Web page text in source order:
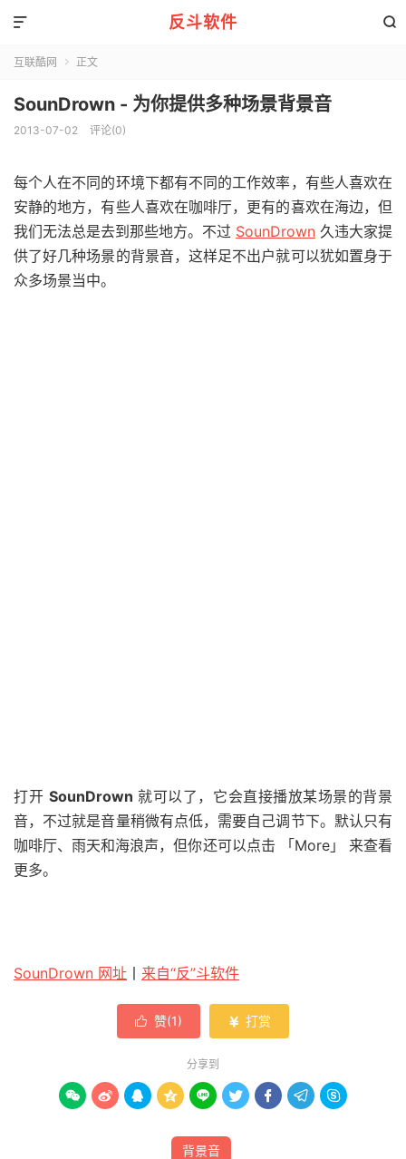
反斗软件 

互联酷网  正文
SounDrown - 为你提供多种场景背景音
2013-07-02 评论(0)
每个人在不同的环境下都有不同的工作效率，有些人喜欢在
安静的地方，有些人喜欢在咖啡厅，更有的喜欢在海边，但
我们无法总是去到那些地方。不过 SounDrown 久违大家提
供了好几种场景的背景音，这样足不出户就可以犹如置身于
众多场景当中。
打开 SounDrown 就可以了，它会直接播放某场景的背景
音，不过就是音量稍微有点低，需要自己调节下。默认只有
咖啡厅、雨天和海浪声，但你还可以点击 「More」 来查看
更多。
SounDrown 网址 来自“反”斗软件
 赞(1)  打赏
分享到
        
背景音